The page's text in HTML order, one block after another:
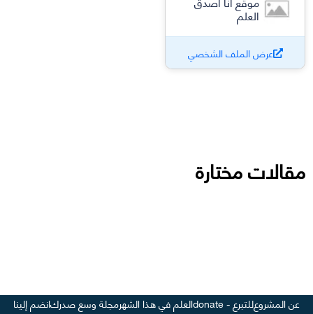
العلم
عرض الملف الشخصي
مقالات مختارة
عن المشروعللتبرع - donate العلم في هذا الشهرمجلة وسع صدركانضم إلينا